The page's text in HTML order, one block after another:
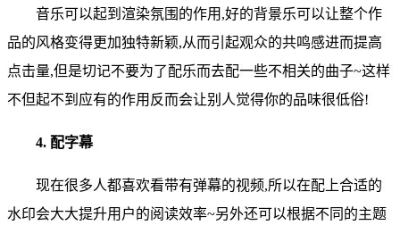
音乐可以起到渲染氛围的作用,好的背景乐可以让整个作
品的风格变得更加独特新颖,从而引起观众的共鸣感进而提高
点击量,但是切记不要为了配乐而去配一些不相关的曲子~这样
不但起不到应有的作用反而会让别人觉得你的品味很低俗!
4. 配字幕
现在很多人都喜欢看带有弹幕的视频,所以在配上合适的
水印会大大提升用户的阅读效率~另外还可以根据不同的主题